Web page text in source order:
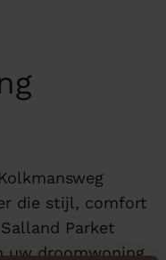
die stijl, comfort
Parket
uw droomwoning